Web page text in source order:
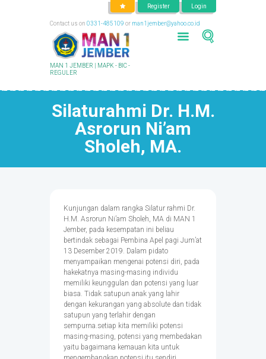
Register Login
Contact us on 0331-485109 or man1jember@yahoo.co.id
MAN 1 JEMBER | MAPK - BIC -
REGULER
Silaturahmi Dr. H.M.
Asrorun Ni’am
Sholeh, MA.
Kunjungan dalam rangka Silatur rahmi Dr.
H.M. Asrorun Ni’am Sholeh, MA di MAN 1
Jember, pada kesempatan ini beliau
bertindak sebagai Pembina Apel pagi Jum’at
13 Desember 2019. Dalam pidato
menyampaikan mengenai potensi diri, pada
hakekatnya masing-masing individu
memiliki keunggulan dan potensi yang luar
biasa. Tidak satupun anak yang lahir
dengan kekurangan yang absolute dan tidak
satupun yang terlahir dengan
sempurna.setiap kita memiliki potensi
masing-masing, potensi yang membedakan
yaitu bagaimana kemauan kita untuk